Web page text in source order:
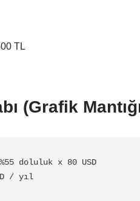
TL
(Grafik
doluluk x 80 USD